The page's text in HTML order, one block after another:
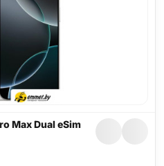
Max Dual eSim